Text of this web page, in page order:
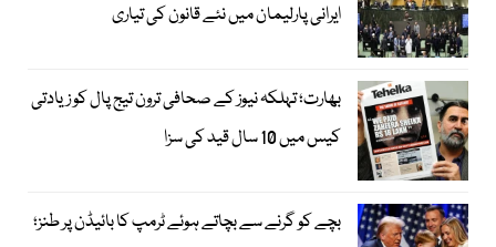
ایرانی پارلیمان میں نئے قانون کی تیاری
بھارت؛ تہلکہ نیوز کے صحافی ترون تیج پال کو زیادتی
کیس میں 10 سال قید کی سزا
بچے کو گرنے سے بچاتے ہوئے ٹرمپ کا بائیڈن پر طنز؛